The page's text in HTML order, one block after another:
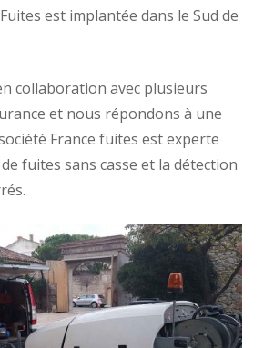
est implantée dans le Sud de
collaboration avec plusieurs
et nous répondons à une
France fuites est experte
fuites sans casse et la détection